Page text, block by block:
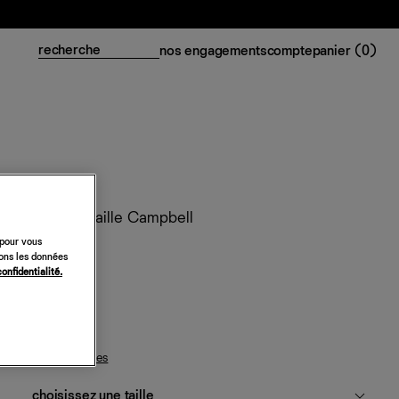
nos engagementscomptepanier (0)
Robe en maille Campbell
218 €
guide des tailles
vous
les données